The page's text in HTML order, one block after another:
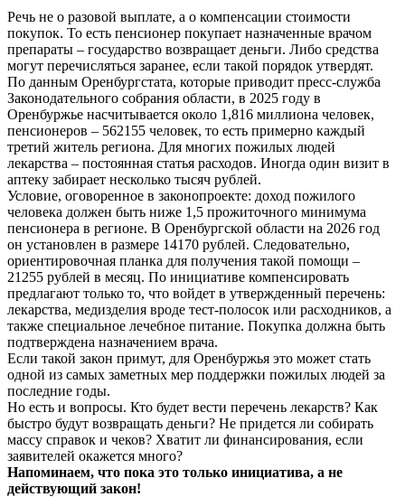
Речь не о разовой выплате, а о компенсации стоимости
покупок. То есть пенсионер покупает назначенные врачом
препараты – государство возвращает деньги. Либо средства
могут перечисляться заранее, если такой порядок утвердят.
По данным Оренбургстата, которые приводит пресс-служба
Законодательного собрания области, в 2025 году в
Оренбуржье насчитывается около 1,816 миллиона человек,
пенсионеров – 562155 человек, то есть примерно каждый
третий житель региона. Для многих пожилых людей
лекарства – постоянная статья расходов. Иногда один визит в
аптеку забирает несколько тысяч рублей.
Условие, оговоренное в законопроекте: доход пожилого
человека должен быть ниже 1,5 прожиточного минимума
пенсионера в регионе. В Оренбургской области на 2026 год
он установлен в размере 14170 рублей. Следовательно,
ориентировочная планка для получения такой помощи –
21255 рублей в месяц. По инициативе компенсировать
предлагают только то, что войдет в утвержденный перечень:
лекарства, медизделия вроде тест-полосок или расходников, а
также специальное лечебное питание. Покупка должна быть
подтверждена назначением врача.
Если такой закон примут, для Оренбуржья это может стать
одной из самых заметных мер поддержки пожилых людей за
последние годы.
Но есть и вопросы. Кто будет вести перечень лекарств? Как
быстро будут возвращать деньги? Не придется ли собирать
массу справок и чеков? Хватит ли финансирования, если
заявителей окажется много?
Напоминаем, что пока это только инициатива, а не
действующий закон!